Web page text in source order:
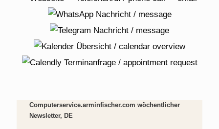
Computerservice.arminfischer.com wöchentlicher
Newsletter, DE